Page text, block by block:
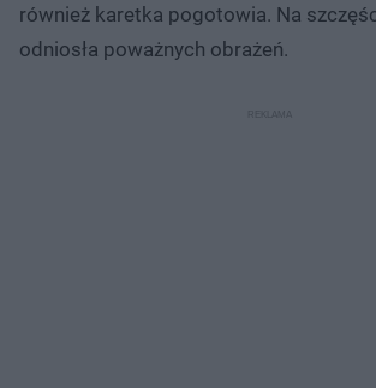
również karetka pogotowia. Na
odniosła poważnych obrażeń.